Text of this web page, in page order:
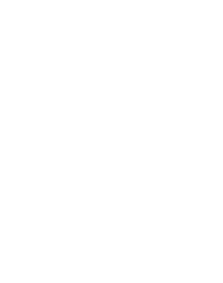
ITALIANA
de cookies